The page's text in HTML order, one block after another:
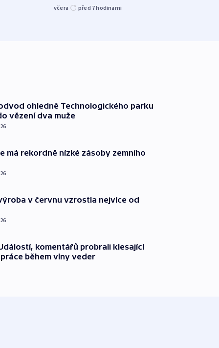
včera před 7hodinami
ohledně Technologického parku
vězení dva muže
má rekordně nízké zásoby zemního
v červnu vzrostla nejvíce od
komentářů probrali klesající
během vlny veder